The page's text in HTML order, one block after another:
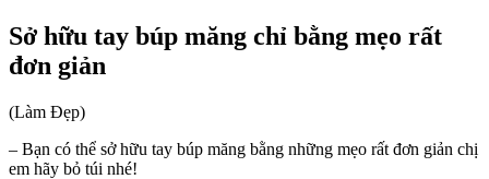
Sở hữu tay búp măng chỉ bằng mẹo rất
đơn giản
(Làm Đẹp)
– Bạn có thể sở hữu tay búp măng bằng những mẹo rất đơn giản chị
em hãy bỏ túi nhé!